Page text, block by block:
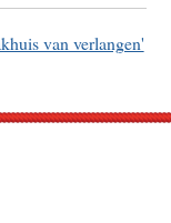
van verlangen'